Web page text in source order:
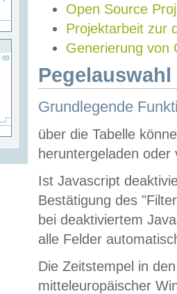
Open Source
Projektarbeit zur
Generierung von
Grundlegende
über die Tabelle
heruntergeladen oder
Ist Javascript
Bestätigung des
bei deaktiviertem
alle Felder
Die Zeitstempel in
mitteleuropäischer